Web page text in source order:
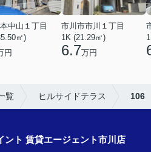
中山１丁目
㎡)
円
市川市市川１丁目
1K (21.29㎡)
6.7万円
覧 ヒルサイドテラス 106
ント 賃貸エージェント市川店